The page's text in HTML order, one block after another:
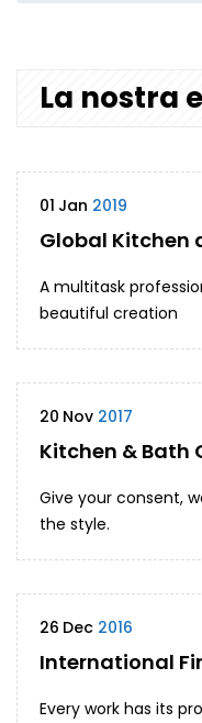
La nostra
01 Jan 2019
Global Kitchen
A multitask
beautiful creation
20 Nov 2017
Kitchen & Bath
Give your consent,
the style.
26 Dec 2016
International
Every work has its